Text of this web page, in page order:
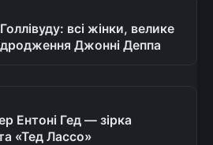
всі жінки, велике
Джонні Деппа
Ентоні Гед — зірка
«Тед Лассо»